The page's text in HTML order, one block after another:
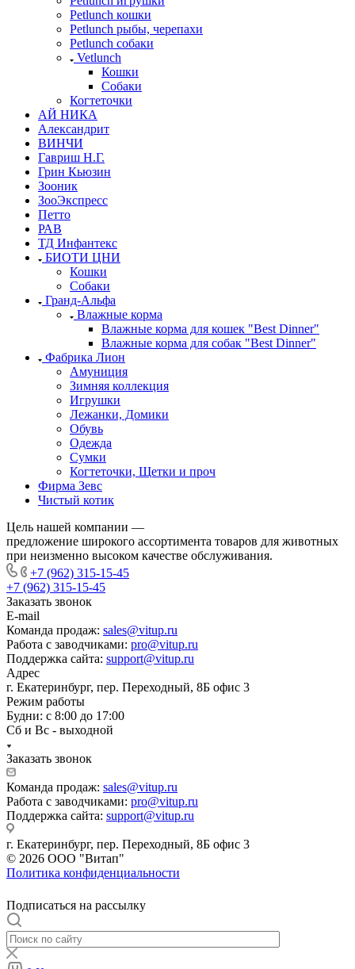
Petlunch кошки
Petlunch рыбы, черепахи
Petlunch собаки
Vetlunch
Кошки
Собаки
Когтеточки
АЙ НИКА
Александрит
ВИНЧИ
Гавриш Н.Г.
Грин Кьюзин
Зооник
ЗооЭкспресс
Петто
РАВ
ТД Инфантекс
БИОТИ ЦНИ
Кошки
Собаки
Гранд-Альфа
Влажные корма
Влажные корма для кошек "Best Dinner"
Влажные корма для собак "Best Dinner"
Фабрика Лион
Амуниция
Зимняя коллекция
Игрушки
Лежанки, Домики
Обувь
Одежда
Сумки
Когтеточки, Щетки и проч
Фирма Зевс
Чистый котик
Цель нашей компании —
предложение широкого ассортимента товаров для животных
при неизменно высоком качестве обслуживания.
+7 (962) 315-15-45
+7 (962) 315-15-45
Заказать звонок
E-mail
Команда продаж: sales@vitup.ru
Работа с заводчиками: pro@vitup.ru
Поддержка сайта: support@vitup.ru
Адрес
г. Екатеринбург, пер. Переходный, 8Б офис 3
Режим работы
Будни: с 8:00 до 17:00
Сб и Вс - выходной
Заказать звонок
Команда продаж: sales@vitup.ru
Работа с заводчиками: pro@vitup.ru
Поддержка сайта: support@vitup.ru
г. Екатеринбург, пер. Переходный, 8Б офис 3
© 2026 ООО "Витап"
Политика конфиденциальности
Подписаться на рассылку